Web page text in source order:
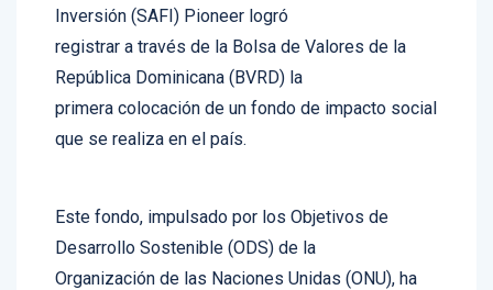
Inversión (SAFI) Pioneer logró
registrar a través de la Bolsa de Valores de la
República Dominicana (BVRD) la
primera colocación de un fondo de impacto social
que se realiza en el país.
Este fondo, impulsado por los Objetivos de
Desarrollo Sostenible (ODS) de la
Organización de las Naciones Unidas (ONU), ha